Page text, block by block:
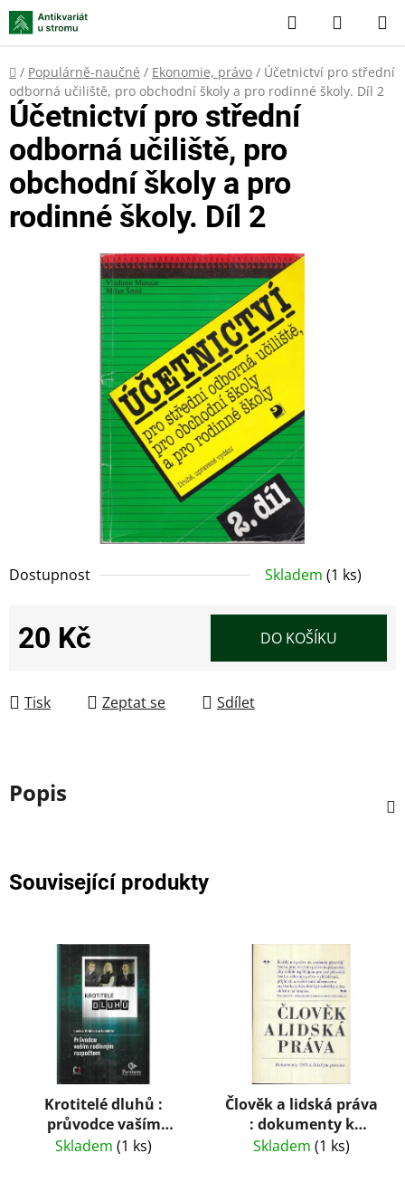
Přejít
na
obsah
Hledat
KOŠÍK
Domů
/ Populárně-naučné / Ekonomie, právo / Účetnictví pro střední
odborná učiliště, pro obchodní školy a pro rodinné školy. Díl 2
Dostupnost Skladem (1 ks)
20 Kč DO KOŠÍKU
Tisk Zeptat se Sdílet
Účetnictví pro střední
odborná učiliště, pro
obchodní školy a pro
rodinné školy. Díl 2
Popis
Související produkty
Krotitelé dluhů :
průvodce vaším
rodinným rozpočtem
Skladem (1 ks)
Člověk a lidská práva
: dokumenty k
lidským právům
Skladem (1 ks)